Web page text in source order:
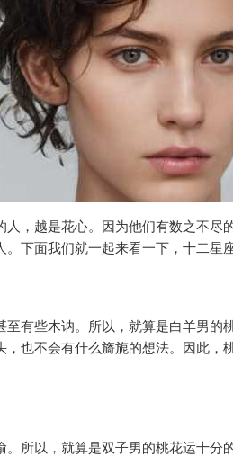
，越是花心。因为他们有数之不尽
下面我们就一起来看一下，十二星
至有些木讷。所以，就算是白羊男
，也不会有什么旖旎的想法。因此
所以，就算是双子男的桃花运十